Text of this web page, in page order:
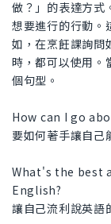
做？」的表達方式
想要進行的行動。
如，在烹飪課詢問
時，都可以使用。
個句型。
How can I go
要如何著手讓自己
What's the best
English?
讓自己流利說英語